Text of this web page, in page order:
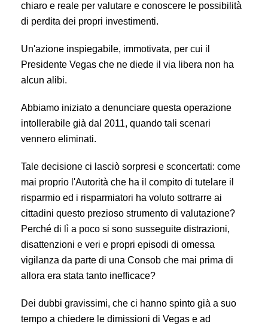
chiaro e reale per valutare e conoscere le possibilità
di perdita dei propri investimenti.
Un'azione inspiegabile, immotivata, per cui il
Presidente Vegas che ne diede il via libera non ha
alcun alibi.
Abbiamo iniziato a denunciare questa operazione
intollerabile già dal 2011, quando tali scenari
vennero eliminati.
Tale decisione ci lasciò sorpresi e sconcertati: come
mai proprio l'Autorità che ha il compito di tutelare il
risparmio ed i risparmiatori ha voluto sottrarre ai
cittadini questo prezioso strumento di valutazione?
Perché di lì a poco si sono susseguite distrazioni,
disattenzioni e veri e propri episodi di omessa
vigilanza da parte di una Consob che mai prima di
allora era stata tanto inefficace?
Dei dubbi gravissimi, che ci hanno spinto già a suo
tempo a chiedere le dimissioni di Vegas e ad